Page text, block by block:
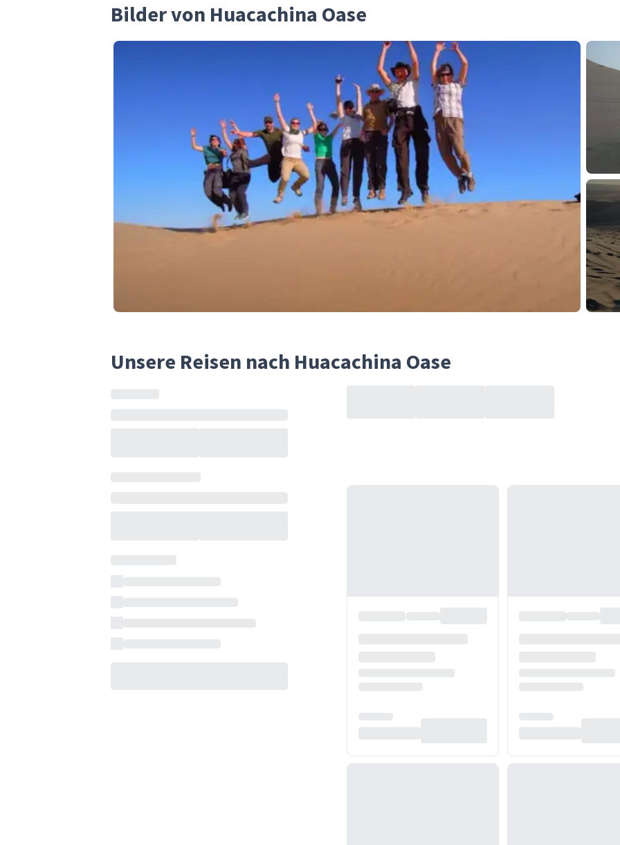
Bilder von Huacachina Oase
Unsere Reisen nach Huacachina Oase